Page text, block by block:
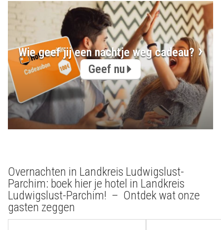
Wie geef jij een nachtje weg cadeau?
Geef nu
Overnachten in Landkreis Ludwigslust-
Parchim: boek hier je hotel in Landkreis
Ludwigslust-Parchim! – Ontdek wat onze
gasten zeggen